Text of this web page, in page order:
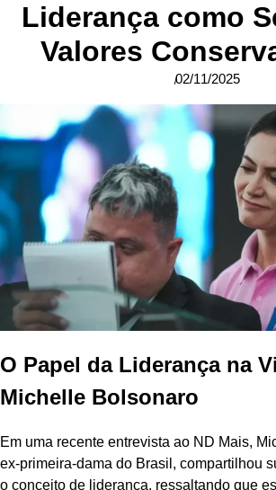
Liderança como
Valores
02/11/2025
O Papel da Liderança na
Michelle Bolsonaro
Em uma recente entrevista ao ND Mais,
ex-primeira-dama do Brasil, compartilhou
o conceito de liderança, ressaltando que